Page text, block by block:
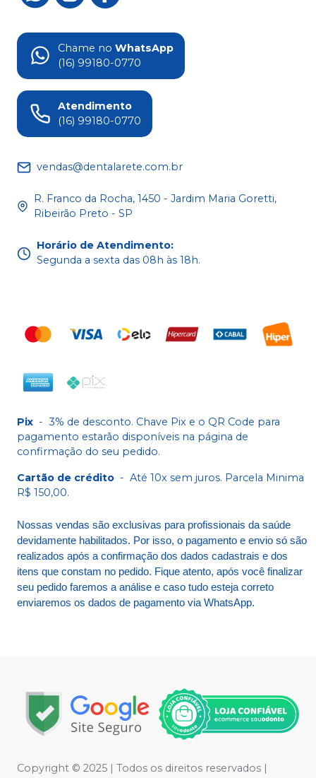
Chame no WhatsApp
(16) 99180-0770
Atendimento
(16) 99180-0770
vendas@dentalarete.com.br
R. Franco da Rocha, 1450 - Jardim Maria Goretti,
Ribeirão Preto - SP
Horário de Atendimento:
Segunda a sexta das 08h às 18h.
Pix - 3% de desconto. Chave Pix e o QR Code para
pagamento estarão disponíveis na página de
confirmação do seu pedido.
Cartão de crédito - Até 10x sem juros. Parcela Minima
R$ 150,00.
Nossas vendas são exclusivas para profissionais da saúde
devidamente habilitados. Por isso, o pagamento e envio só são
realizados após a confirmação dos dados cadastrais e dos
itens que constam no pedido. Fique atento, após você finalizar
seu pedido faremos a análise e caso tudo esteja correto
enviaremos os dados de pagamento via WhatsApp.
Copyright © 2025 | Todos os direitos reservados |